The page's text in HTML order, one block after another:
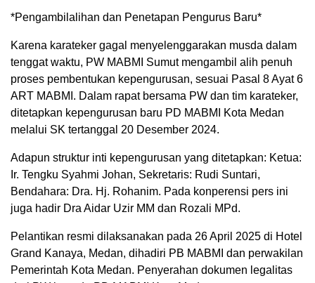
*Pengambilalihan dan Penetapan Pengurus Baru*
Karena karateker gagal menyelenggarakan musda dalam
tenggat waktu, PW MABMI Sumut mengambil alih penuh
proses pembentukan kepengurusan, sesuai Pasal 8 Ayat 6
ART MABMI. Dalam rapat bersama PW dan tim karateker,
ditetapkan kepengurusan baru PD MABMI Kota Medan
melalui SK tertanggal 20 Desember 2024.
Adapun struktur inti kepengurusan yang ditetapkan: Ketua:
Ir. Tengku Syahmi Johan, Sekretaris: Rudi Suntari,
Bendahara: Dra. Hj. Rohanim. Pada konperensi pers ini
juga hadir Dra Aidar Uzir MM dan Rozali MPd.
Pelantikan resmi dilaksanakan pada 26 April 2025 di Hotel
Grand Kanaya, Medan, dihadiri PB MABMI dan perwakilan
Pemerintah Kota Medan. Penyerahan dokumen legalitas